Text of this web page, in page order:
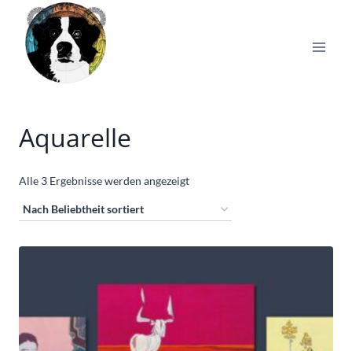
Inhalt
springen
Aquarelle
Alle 3 Ergebnisse werden angezeigtNach